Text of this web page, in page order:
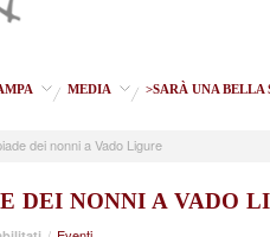
MEDIA >SARÀ UNA BELLA
dei nonni a Vado Ligure
DEI NONNI A VADO